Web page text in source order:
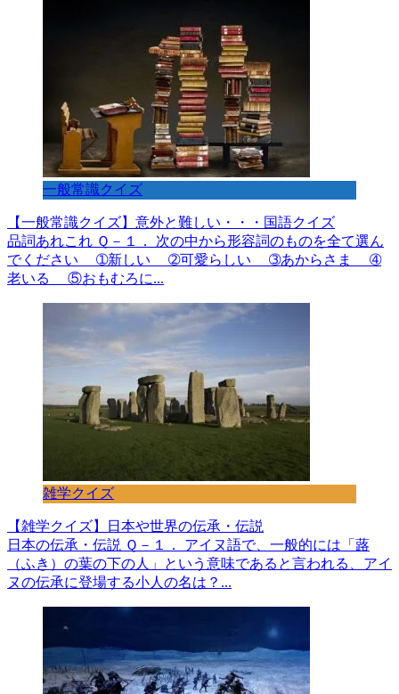
一般常識クイズ
【一般常識クイズ】意外と難しい・・・国語クイズ
品詞あれこれ Ｑ－１． 次の中から形容詞のものを全て選ん
でください ➀新しい ➁可愛らしい ➂あからさま ➃
老いる ⑤おもむろに...
雑学クイズ
【雑学クイズ】日本や世界の伝承・伝説
日本の伝承・伝説 Ｑ－１． アイヌ語で、一般的には「蕗
（ふき）の葉の下の人」という意味であると言われる、アイ
ヌの伝承に登場する小人の名は？...